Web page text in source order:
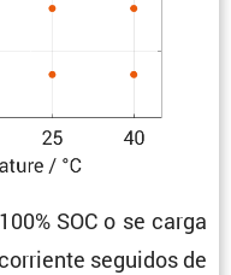
SOC o se carga
seguidos de